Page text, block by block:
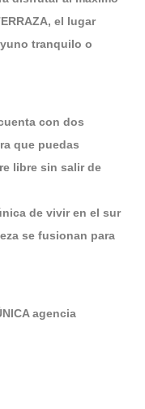
el lugar
tranquilo o
con dos
que puedas
libre sin salir de
de vivir en el sur
se fusionan para
agencia